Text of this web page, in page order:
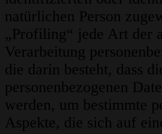
natürlichen Person
„Profiling“ jede Art der
Verarbeitung
die darin besteht, dass
personenbezogenen
werden, um bestimmte
Aspekte, die sich auf